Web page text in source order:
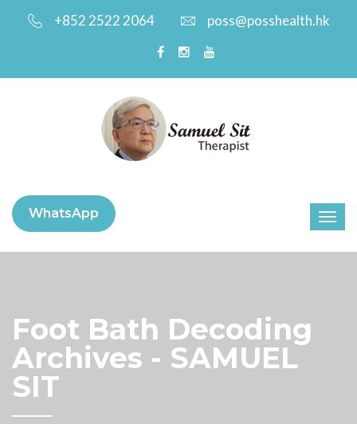
+852 2522 2064 poss@posshealth.hk
WhatsApp
Foot Bath Decoding
Archives - SAMUEL
SIT